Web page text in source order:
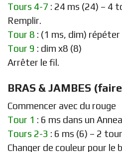
Tours 4-7 : 24 ms (24) – 4
Remplir.
Tour 8 : (1 ms, dim)
Tour 9 : dim x8 (8)
Arrêter le fil.
BRAS & JAMBES
Commencer avec du rouge
Tour 1 : 6 ms dans un
Tours 2-3 : 6 ms (6) – 2
Changer de couleur pour le